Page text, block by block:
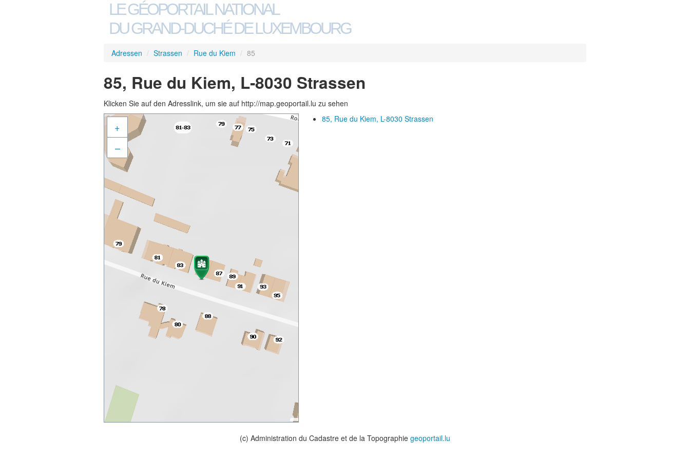
LE GÉOPORTAIL NATIONAL
DU GRAND-DUCHÉ DE LUXEMBOURG
Adressen / Strassen / Rue du Kiem / 85
85, Rue du Kiem, L-8030 Strassen
Klicken Sie auf den Adresslink, um sie auf http://map.geoportail.lu zu sehen
+
–
85, Rue du Kiem, L-8030 Strassen
(c) Administration du Cadastre et de la Topographie geoportail.lu